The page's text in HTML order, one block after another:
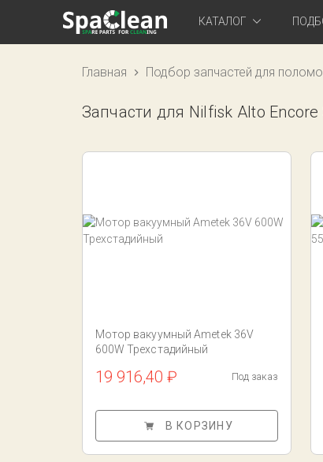
КАТАЛОГ
Главная Подбор запчастей для
Запчасти для Nilfisk Alto Encore
Мотор вакуумный Ametek 36V
600W Трехстадийный
19 916,40 ₽ Под заказ
В КОРЗИНУ